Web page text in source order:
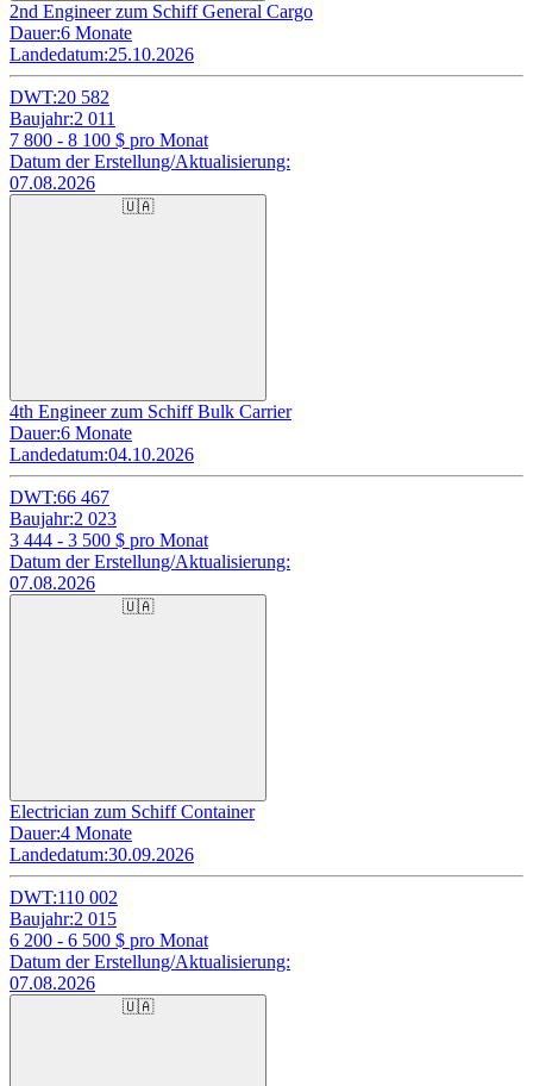
2nd Engineer zum Schiff General Cargo
Dauer:6 Monate
Landedatum:25.10.2026
DWT:20 582
Baujahr:2 011
7 800 - 8 100 $ pro Monat
Datum der Erstellung/Aktualisierung:
07.08.2026
🇺🇦
4th Engineer zum Schiff Bulk Carrier
Dauer:6 Monate
Landedatum:04.10.2026
DWT:66 467
Baujahr:2 023
3 444 - 3 500 $ pro Monat
Datum der Erstellung/Aktualisierung:
07.08.2026
🇺🇦
Electrician zum Schiff Container
Dauer:4 Monate
Landedatum:30.09.2026
DWT:110 002
Baujahr:2 015
6 200 - 6 500 $ pro Monat
Datum der Erstellung/Aktualisierung:
07.08.2026
🇺🇦